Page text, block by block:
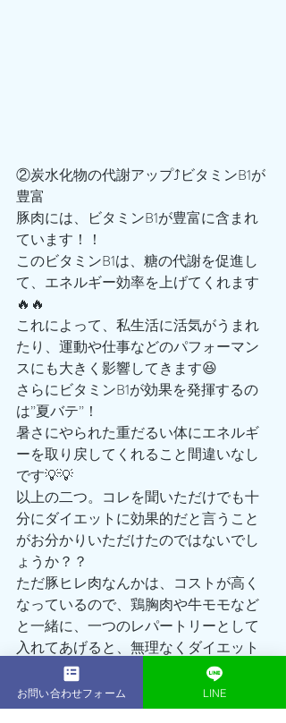
②炭水化物の代謝アップ⤴️ビタミンB1が
豊富
豚肉には、ビタミンB1が豊富に含まれ
ています！！
このビタミンB1は、糖の代謝を促進し
て、エネルギー効率を上げてくれます
🔥🔥
これによって、私生活に活気がうまれ
たり、運動や仕事などのパフォーマン
スにも大きく影響してきます😆
さらにビタミンB1が効果を発揮するの
は”夏バテ”！
暑さにやられた重だるい体にエネルギ
ーを取り戻してくれること間違いなし
です💡💡
以上の二つ。コレを聞いただけでも十
分にダイエットに効果的だと言うこと
がお分かりいただけたのではないでし
ょうか？？
ただ豚ヒレ肉なんかは、コストが高く
なっているので、鶏胸肉や牛モモなど
と一緒に、一つのレパートリーとして
入れてあげると、無理なくダイエット
を継続することができるのではないで
しょうか😊😊
参考にしてもらえると嬉しいです✨✨
お問い合わせフォーム LINE